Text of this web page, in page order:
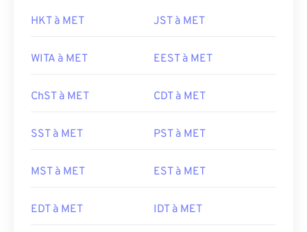
HKT à MET JST à MET
WITA à MET EEST à MET
ChST à MET CDT à MET
SST à MET PST à MET
MST à MET EST à MET
EDT à MET IDT à MET